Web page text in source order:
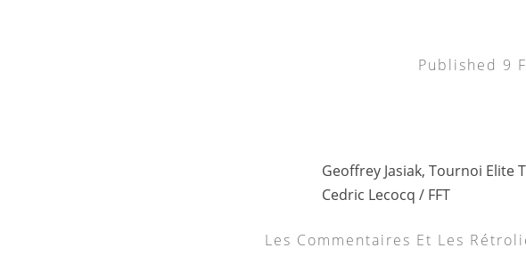
Published 9
Geoffrey Jasiak, Tournoi Elite
Cedric Lecocq / FFT
Les Commentaires Et Les